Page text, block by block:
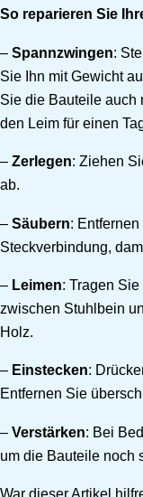
So reparieren Sie
– Spannzwingen:
Sie Ihn mit Gewicht
Sie die Bauteile auch
den Leim für einen
– Zerlegen: Ziehen
ab.
– Säubern:
Steckverbindung,
– Leimen: Tragen
zwischen Stuhlbein
Holz.
– Einstecken:
Entfernen Sie
– Verstärken: Bei
um die Bauteile noch
War dieser Artikel